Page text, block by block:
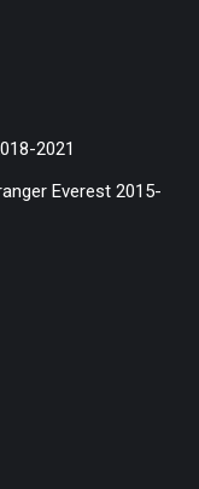
2021
Everest 2015-